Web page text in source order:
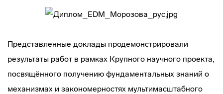
Представленные доклады продемонстрировали
результаты работ в рамках Крупного научного проекта,
посвящённого получению фундаментальных знаний о
механизмах и закономерностях мультимасштабного